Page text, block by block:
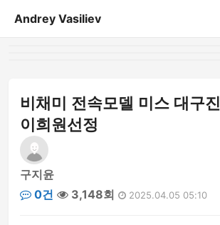
Andrey Vasiliev
books
drugoe
javascript
비채미 전속모델 미스 대구진
이희원선정
구지윤
0건
3,148회 2025.04.05 05:10